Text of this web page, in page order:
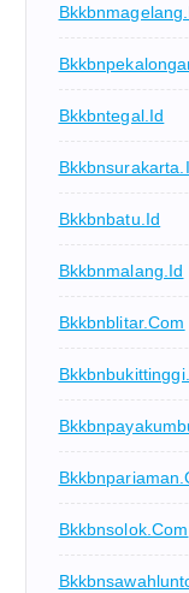
Bkkbntegal.id
Bkkbnbatu.id
Bkkbnmalang.id
Bkkbnblitar.com
Bkkbnsolok.com